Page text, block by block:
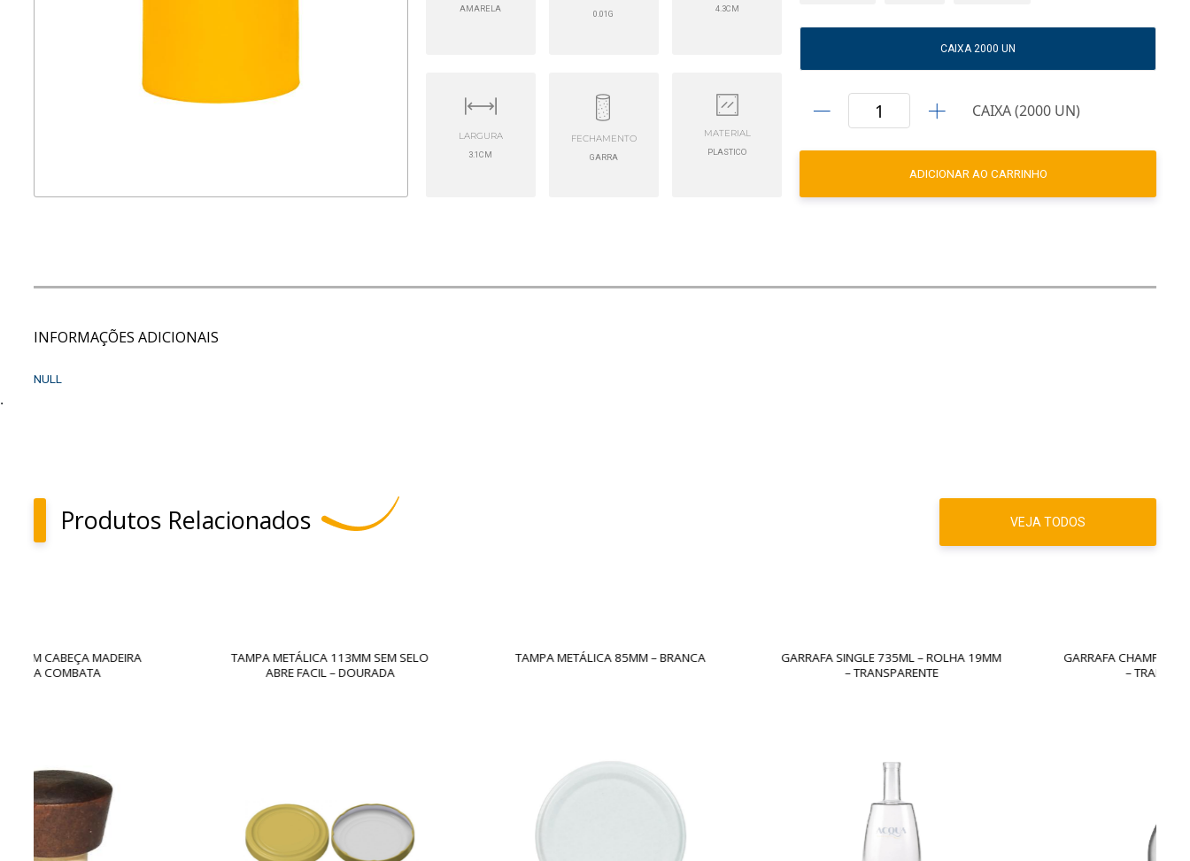
AMARELA
0.01G
4.3CM
LARGURA
3.1CM
FECHAMENTO
GARRA
MATERIAL
PLASTICO
CAIXA 2000 UN
CAIXA (2000 UN)
ADICIONAR AO CARRINHO
INFORMAÇÕES ADICIONAIS
NULL
.
Produtos Relacionados VEJA TODOS
TAMPA METÁLICA 113MM SEM SELO
TAMPA METÁLICA 85MM – BRANCA
GARRAFA SINGLE 735ML – ROLHA 19MM
GARRAFA CHAMPAGNE 750ML – ROLHA